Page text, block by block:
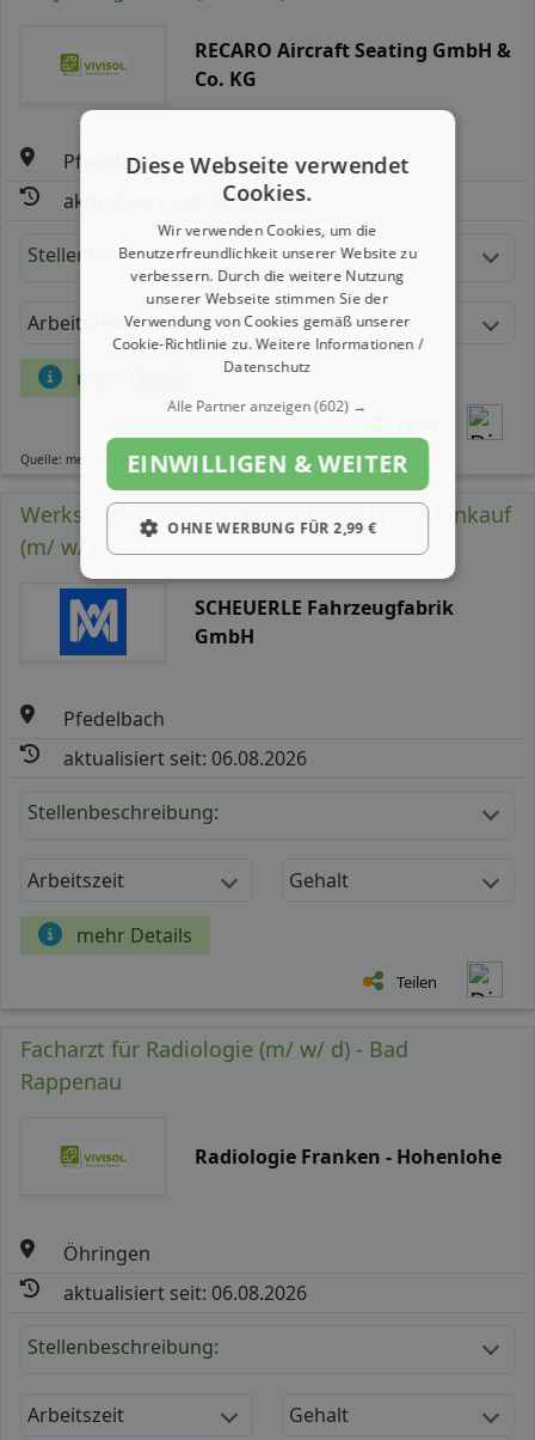
RECARO Aircraft Seating GmbH &
Co. KG
Pfedelbach
aktualisiert seit: 06.08.2026
Stellenbeschreibung:
Arbeitszeit Gehalt
mehr Details
Quelle: meinestadt.de
Werkstudent oder Praktikant im Bereich Einkauf
(m/ w/ d)
SCHEUERLE Fahrzeugfabrik
GmbH
Pfedelbach
aktualisiert seit: 06.08.2026
Stellenbeschreibung:
Arbeitszeit Gehalt
mehr Details
Teilen
Facharzt für Radiologie (m/ w/ d) - Bad
Rappenau
Radiologie Franken - Hohenlohe
Öhringen
aktualisiert seit: 06.08.2026
Stellenbeschreibung:
Arbeitszeit Gehalt
Diese Webseite verwendet
Cookies.
Wir verwenden Cookies, um die
Benutzerfreundlichkeit unserer Website zu
verbessern. Durch die weitere Nutzung
unserer Webseite stimmen Sie der
Verwendung von Cookies gemäß unserer
Cookie-Richtlinie zu.Weitere Informationen /
Datenschutz
Alle Partner anzeigen(602) →
EINWILLIGEN & WEITER
OHNE WERBUNG FÜR 2,99 €